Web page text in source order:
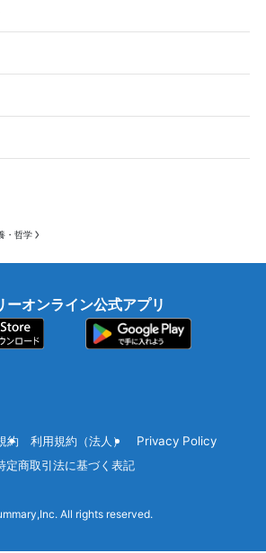
・哲学
ーオンライン公式アプリ
約 利用規約（法人）
Privacy Policy
定商取引法に基づく表記
All rights reserved.